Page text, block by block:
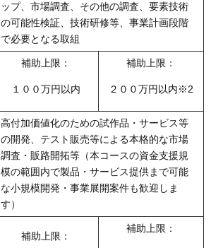
ップ、市場調査、その他の調査、要素技術
の可能性検証、技術研修等、事業計画段階
で必要となる取組
補助上限：
１００万円以内
補助上限：
２００万円以内※2
高付加価値化のための試作品・サービス等
の開発、テスト販売等による本格的な市場
調査・販路開拓等（本コースの資金支援規
模の範囲内で製品・サービス提供まで可能
な小規模開発・事業展開案件も歓迎しま
す）
補助上限：
補助上限：